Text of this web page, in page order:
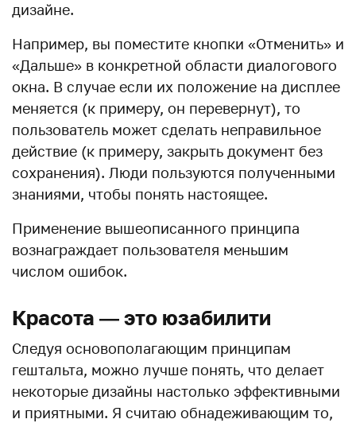
дизайне.
Например, вы поместите кнопки «Отменить» и
«Дальше» в конкретной области диалогового
окна. В случае если их положение на дисплее
меняется (к примеру, он перевернут), то
пользователь может сделать неправильное
действие (к примеру, закрыть документ без
сохранения). Люди пользуются полученными
знаниями, чтобы понять настоящее.
Применение вышеописанного принципа
вознаграждает пользователя меньшим
числом ошибок.
Красота — это юзабилити
Следуя основополагающим принципам
гештальта, можно лучше понять, что делает
некоторые дизайны настолько эффективными
и приятными. Я считаю обнадеживающим то,